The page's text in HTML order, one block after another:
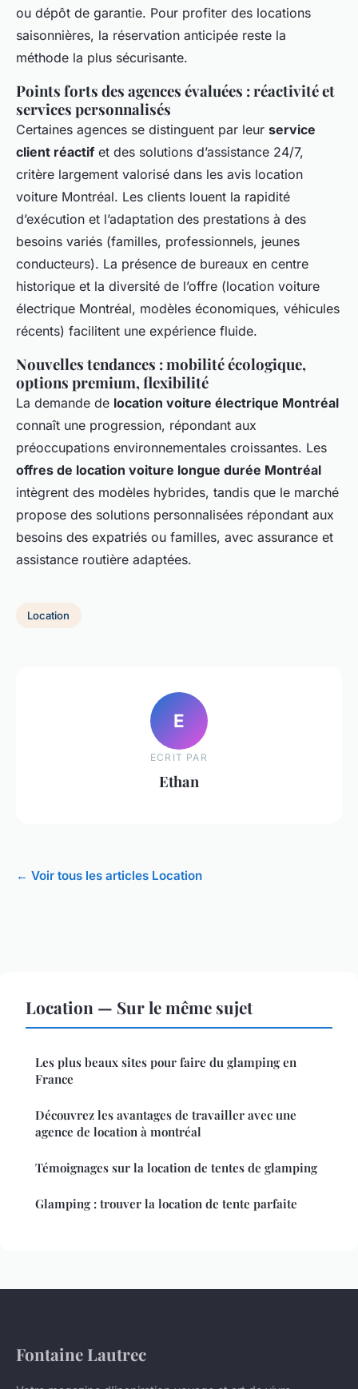
ou dépôt de garantie. Pour profiter des locations
saisonnières, la réservation anticipée reste la
méthode la plus sécurisante.
Points forts des agences évaluées : réactivité et
services personnalisés
Certaines agences se distinguent par leur service
client réactif et des solutions d’assistance 24/7,
critère largement valorisé dans les avis location
voiture Montréal. Les clients louent la rapidité
d’exécution et l’adaptation des prestations à des
besoins variés (familles, professionnels, jeunes
conducteurs). La présence de bureaux en centre
historique et la diversité de l’offre (location voiture
électrique Montréal, modèles économiques, véhicules
récents) facilitent une expérience fluide.
Nouvelles tendances : mobilité écologique,
options premium, flexibilité
La demande de location voiture électrique Montréal
connaît une progression, répondant aux
préoccupations environnementales croissantes. Les
offres de location voiture longue durée Montréal
intègrent des modèles hybrides, tandis que le marché
propose des solutions personnalisées répondant aux
besoins des expatriés ou familles, avec assurance et
assistance routière adaptées.
Location
E
ECRIT PAR
Ethan
← Voir tous les articles Location
Location — Sur le même sujet
Les plus beaux sites pour faire du glamping en
France
Découvrez les avantages de travailler avec une
agence de location à montréal
Témoignages sur la location de tentes de glamping
Glamping : trouver la location de tente parfaite
Fontaine Lautrec